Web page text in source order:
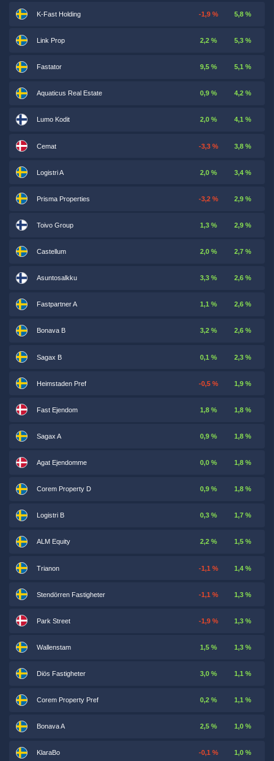
K-Fast Holding -1,9 % 5,8 %
Link Prop 2,2 % 5,3 %
Fastator 9,5 % 5,1 %
Aquaticus Real Estate 0,9 % 4,2 %
Lumo Kodit 2,0 % 4,1 %
Cemat -3,3 % 3,8 %
Logistri A 2,0 % 3,4 %
Prisma Properties -3,2 % 2,9 %
Toivo Group 1,3 % 2,9 %
Castellum 2,0 % 2,7 %
Asuntosalkku 3,3 % 2,6 %
Fastpartner A 1,1 % 2,6 %
Bonava B 3,2 % 2,6 %
Sagax B 0,1 % 2,3 %
Heimstaden Pref -0,5 % 1,9 %
Fast Ejendom 1,8 % 1,8 %
Sagax A 0,9 % 1,8 %
Agat Ejendomme 0,0 % 1,8 %
Corem Property D 0,9 % 1,8 %
Logistri B 0,3 % 1,7 %
ALM Equity 2,2 % 1,5 %
Trianon -1,1 % 1,4 %
Stendörren Fastigheter -1,1 % 1,3 %
Park Street -1,9 % 1,3 %
Wallenstam 1,5 % 1,3 %
Diös Fastigheter 3,0 % 1,1 %
Corem Property Pref 0,2 % 1,1 %
Bonava A 2,5 % 1,0 %
KlaraBo -0,1 % 1,0 %